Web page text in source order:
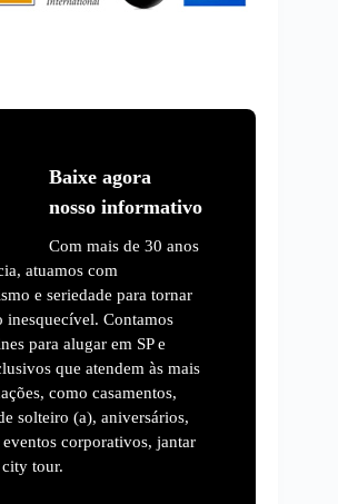
Baixe agora
nosso informativo
Com mais de 30 anos
atuamos com
e seriedade para tornar
inesquecível. Contamos
para alugar em SP e
que atendem às mais
como casamentos,
solteiro (a), aniversários,
corporativos, jantar
tour.